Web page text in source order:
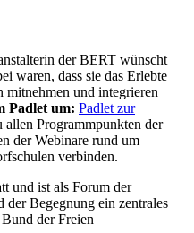
der BERT wünscht
waren, dass sie das Erlebte
mitnehmen und integrieren
Padlet um: Padlet zur
Programmpunkten der
der Webinare rund um
verbinden.
und ist als Forum der
der Begegnung ein zentrales
der Freien